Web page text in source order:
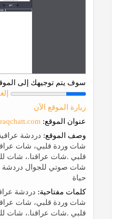
سوف يتم توجيهك إلى الموقع خلال
زيارة الموقع الآن
عنوان الموقع:
وصف الموقع: دردشة
شات وردة قلبي، شات
قلبي .شات عراقنا.، شات
شات صوتي للجوال دردشة
حياة
كلمات مفتاحية: دردشة
شات وردة قلبي، شات
قلبي .شات عراقنا.، شات